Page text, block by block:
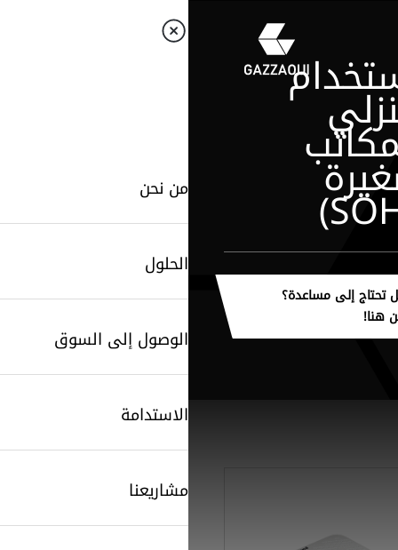
من نحن
الحلول
الوصول إلى السوق
الاستدامة
مشاريعنا
تحتاج إلى مساعدة؟
هنا!